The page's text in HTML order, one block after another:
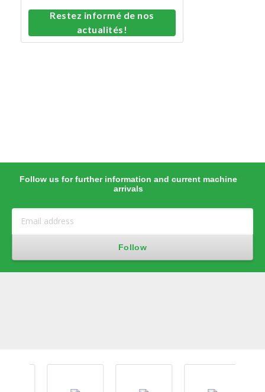
Restez informé de nos
actualités!
Follow us for further information and current machine
arrivals